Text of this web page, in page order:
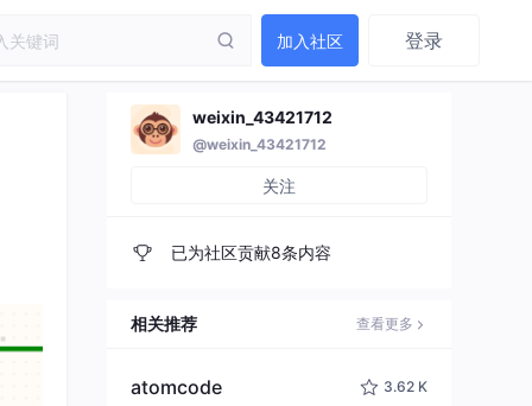
加入社区 登录
weixin_43421712
@weixin_43421712
关注
已为社区贡献8条内容
相关推荐 查看更多
atomcode 3.62 K